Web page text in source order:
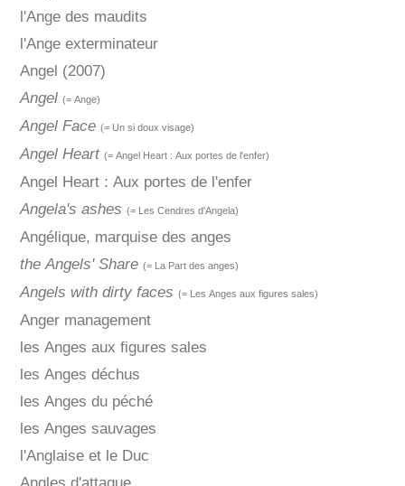
l'Ange des maudits
l'Ange exterminateur
Angel (2007)
Angel (= Ange)
Angel Face (= Un si doux visage)
Angel Heart (= Angel Heart : Aux portes de l'enfer)
Angel Heart : Aux portes de l'enfer
Angela's ashes (= Les Cendres d'Angela)
Angélique, marquise des anges
the Angels' Share (= La Part des anges)
Angels with dirty faces (= Les Anges aux figures sales)
Anger management
les Anges aux figures sales
les Anges déchus
les Anges du péché
les Anges sauvages
l'Anglaise et le Duc